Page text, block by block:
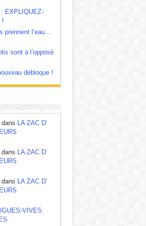
EXPLIQUEZ-
!
prennent l’eau…
sont à l’opposé
débloque !
LA ZAC D’
LA ZAC D’
LA ZAC D’
VIVES